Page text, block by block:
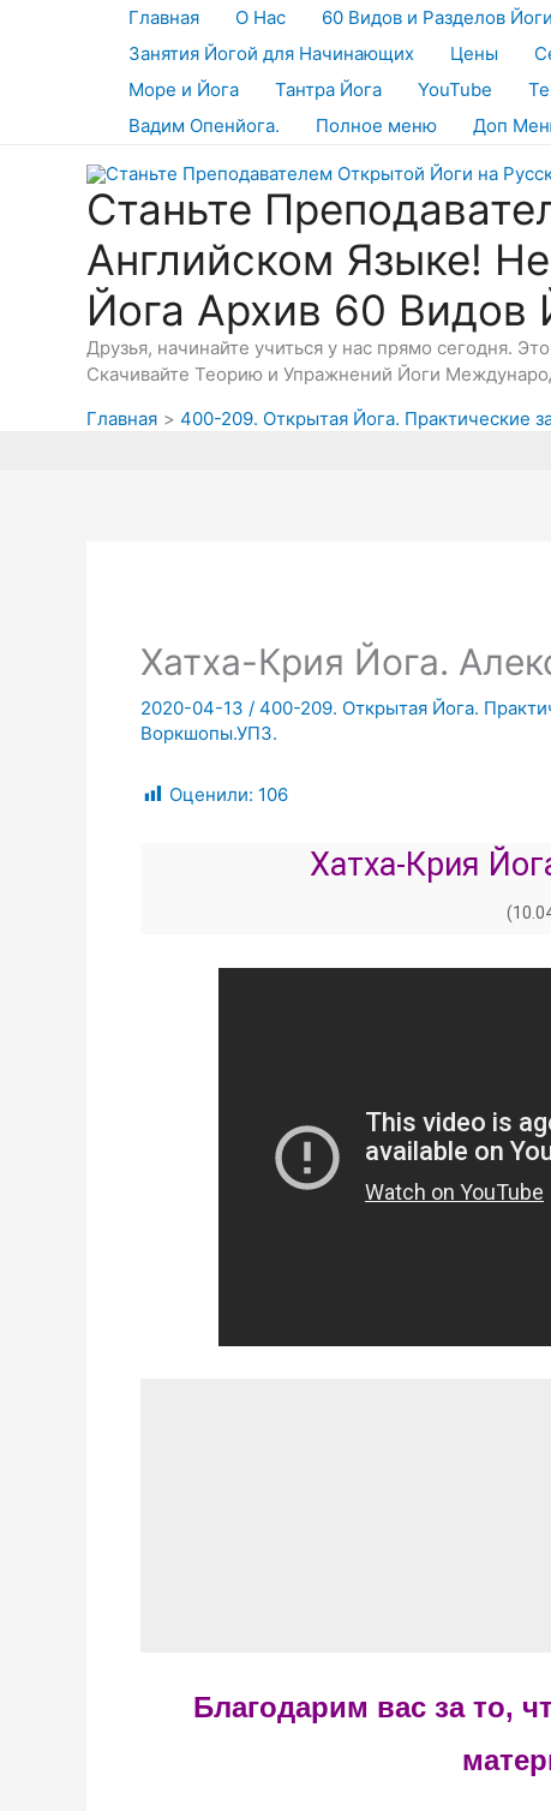
Главная О Нас 60 Видов и Разделов Йоги
Занятия Йогой для Начинающих
Цены
Море и Йога
Тантра Йога YouTube
Вадим Опенйога.
Полное меню Доп
Станьте
Английском Языке!
Йога Архив 60 Видов
Друзья, начинайте учиться у нас прямо сегодня.
Скачивайте Теорию и Упражнений Йоги
Главная
400-209. Открытая Йога. Практические
Хатха-Крия Йога.
2020-04-13 / 400-209. Открытая Йога.
Воркшопы.УПЗ.
Оценили: 106
Хатха-Крия
Благодарим вас за то,